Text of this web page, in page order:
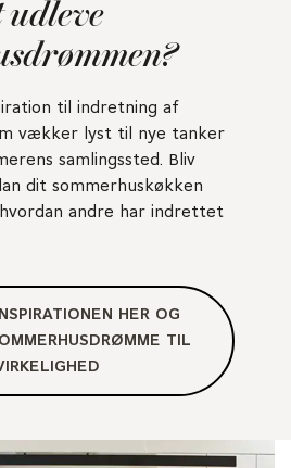
til indretning af
vækker lyst til nye tanker
samlingssted. Bliv
dit sommerhuskøkken
hvordan andre har indrettet
HER OG
TIL